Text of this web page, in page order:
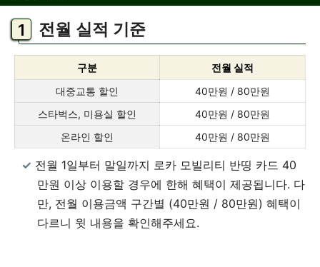
전월 실적 기준
구분
전월 실적
대중교통 할인
40만원 / 80만원
스타벅스, 미용실 할인
40만원 / 80만원
온라인 할인
40만원 / 80만원
전월 1일부터 말일까지 로카 모빌리티 반띵 카드 40
만원 이상 이용할 경우에 한해 혜택이 제공됩니다. 다
만, 전월 이용금액 구간별 (40만원 / 80만원) 혜택이
다르니 윗 내용을 확인해주세요.